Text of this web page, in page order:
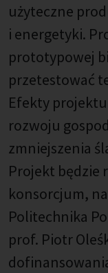
użyteczne
i energetyki.
prototypowej
przetestować
Efekty
rozwoju
zmniejszenia
Projekt będzie
konsorcjum,
Politechnika
prof. Piotr